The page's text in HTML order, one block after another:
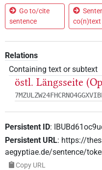
Go to/cite
sentence
co(n)text
Relations
Containing text or subtext
östl. Längsseite
Persistent ID:
Persistent URL: https://
aegyptiae.de/sentence/
Copy URL